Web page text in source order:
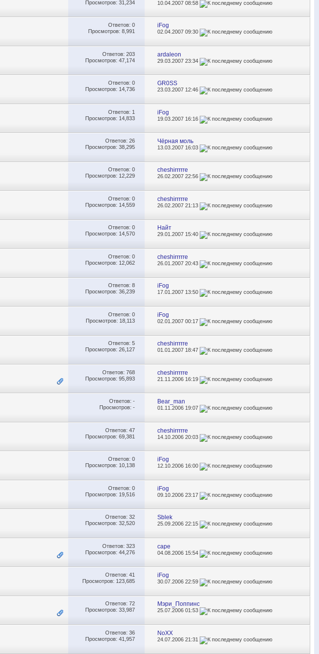
Просмотров: 31,234 10.04.200708:58
Ответов: 0
Просмотров: 8,991
iFog
02.04.200709:30
Ответов: 203
Просмотров: 47,174
ardaleon
29.03.200723:34
Ответов: 0
Просмотров: 14,736
GR0SS
23.03.2007 12:46
Ответов: 1
Просмотров: 14,833
iFog
19.03.2007 16:16
Ответов: 26
Просмотров: 38,295
Чёрная моль
13.03.2007 16:03
Ответов: 0
Просмотров: 12,229
cheshirrrrre
26.02.200722:56
Ответов: 0
Просмотров: 14,559
cheshirrrrre
26.02.200721:13
Ответов: 0
Просмотров: 14,570
Найт
29.01.2007 15:40
Ответов: 0
Просмотров: 12,062
cheshirrrrre
26.01.200720:43
Ответов: 8
Просмотров: 36,239
iFog
17.01.2007 13:50
Ответов: 0
Просмотров: 18,113
iFog
02.01.200700:17
Ответов: 5
Просмотров: 26,127
cheshirrrrre
01.01.2007 18:47
Ответов: 768
Просмотров: 95,893
cheshirrrrre
21.11.2006 16:19
Ответов: -
Просмотров: -
Bear_man
01.11.2006 19:07
Ответов: 47
Просмотров: 69,381
cheshirrrrre
14.10.200620:03
Ответов: 0
Просмотров: 10,138
iFog
12.10.2006 16:00
Ответов: 0
Просмотров: 19,516
iFog
09.10.200623:17
Ответов: 32
Просмотров: 32,520
Sblek
25.09.200622:15
Ответов: 323
Просмотров: 44,276
cape
04.08.2006 15:54
Ответов: 41
Просмотров: 123,685
iFog
30.07.200622:59
Ответов: 72
Просмотров: 33,987
Мэри_Поппинс
25.07.200601:53
Ответов: 36
Просмотров: 41,957
NoXX
24.07.200621:31